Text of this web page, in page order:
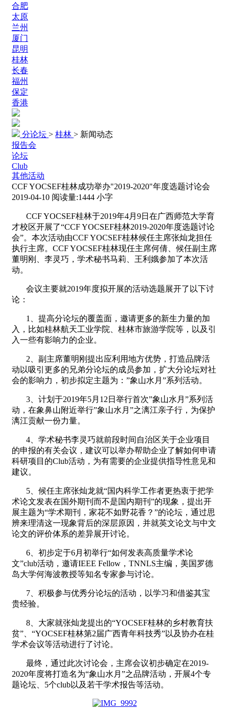
合肥
太原
兰州
厦门
昆明
桂林
长春
福州
保定
香港
分论坛 > 桂林 > 新闻动态
报告会
论坛
Club
其他活动
CCF YOCSEF桂林成功举办"2019-2020"年度选题讨论会
2019-04-10 阅读量:1444 小字
CCF YOCSEF桂林于2019年4月9日在广西师范大学育
才校区开展了“CCF YOCSEF桂林2019-2020年度选题讨论
会”。本次活动由CCF YOCSEF桂林候任主席张灿龙担任
执行主席。CCF YOCSEF桂林现任主席何倩、候任副主席
董明刚、李灵巧，学术秘书马莉、王利娥参加了本次活
动。
会议主要就2019年度拟开展的活动选题展开了以下讨
论：
1
、提高分论坛的覆盖面，邀请更多的新生力量的加
入，比如桂林航天工业学院、桂林市旅游学院等，以及引
入一些有影响力的企业。
2 、副主席董明刚提出应利用地方优势，打造品牌活
动以吸引更多的兄弟分论坛的成员参加，扩大分论坛对社
会的影响力，初步拟定主题为：”象山水月”系列活动。
3 、计划于2019年5月12日举行首次”象山水月”系列活
动，在象鼻山附近举行”象山水月”之漓江亲子行，为保护
漓江贡献一份力量。
4 、学术秘书李灵巧就前段时间自治区关于企业项目
的申报的有关会议，建议可以举办帮助企业了解如何申请
科研项目的Club活动，为有需要的企业提供指导性意见和
建议。
5 、候任主席张灿龙就“国内科学工作者更热衷于把学
术论文发表在国外期刊而不是国内期刊”的现象，提出开
展主题为“学术期刊，家花不如野花香？”的论坛，通过思
辨来理清这一现象背后的深层原因，并就英文论文与中文
论文的评价体系的差异展开讨论。
6 、初步定于6月初举行“如何发表高质量学术论
文”club活动，邀请IEEE Fellow，TNNLS主编，美国罗德
岛大学何海波教授等知名专家参与讨论。
7 、积极参与优秀分论坛的活动，以学习和借鉴其宝
贵经验。
8 、大家就张灿龙提出的“YOCSEF桂林的乡村教育扶
贫”、“YOCSEF桂林第2届广西青年科技秀”以及协办在桂
学术会议等活动进行了讨论。
最终，通过此次讨论会，主席会议初步确定在2019-
2020年度将打造名为“象山水月”之品牌活动，开展4个专
题论坛、5个club以及若干学术报告等活动。